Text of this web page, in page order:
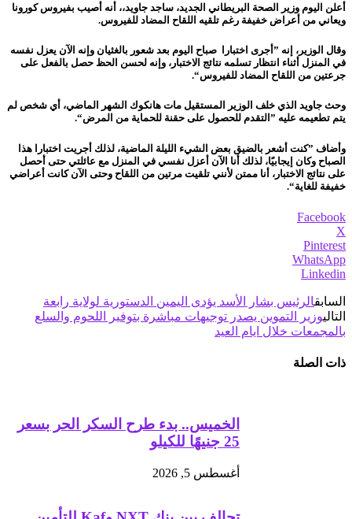
أعلن اليوم وزير الصحة البريطاني الجديد، ساجد جاويد،، أنه أصيب بفيروس كورونا
ويعاني من أعراض خفيفة رغم تلقيه اللقاح المضاد للفيروس.
وقال الوزير، إنه ”أجرى اختبارا صباح اليوم بعد شعور بالغثيان وإنه الآن يعزل نفسه
في المنزل أثناء انتظار تسلمه نتائج الاختبار، وإنه لحسن الحظ حصل بالفعل على
جرعتين من اللقاح المضاد للفيروس“.
وحث جاويد الذي خلف الوزير المستقيل مات هانكوك الشهر الماضي، أي شخص لم
يتم تطعيمه عليه ”التقدم للحصول على حقنة للحماية من المرض“.
وأضاف ”كنت أشعر بالضيق بعض الشيء الليلة الماضية، لذلك أجريت اختبارا هذا
الصباح وكان إيجابيًا، لذلك أنا الآن أعزل نفسي في المنزل مع عائلتي حتى أحصل
على نتائج الاختبار، أنا ممتن لأنني تلقيت مرتين من اللقاح وحتى الآن كانت أعراضي
خفيفة للغاية“.
Facebook
X
Pinterest
WhatsApp
Linkedin
السابقالرئيس بشار الأسد يؤدى اليمين الدستورية لولاية رابعة
التاليوزير التموين يصدر توجيهات مباشرة ‏بتوفير اللحوم والسلع
بالمجمعات خلال ايام العيد
ذات الصلة
الخميس.. بدء طرح السكر الحر بسعر
25 جنيهًا للكيلو
أغسطس 5, 2026